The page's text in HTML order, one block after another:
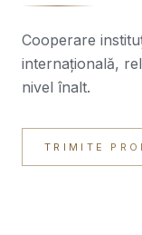
Cooperare
internațională,
nivel înalt.
TRIMITE